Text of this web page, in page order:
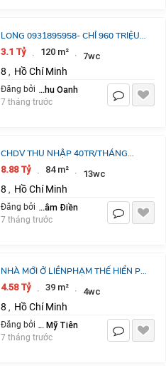
LONG 0931895958- CHỈ 960 TRIỆU
NHẬN NỀN & SỔ SHOPHOUSE
120M2 MẶT TIỀN KINH DOANH
NGAY TẠI AGORACITY
3.1 Tỷ · 120 m² · 7wc
8 , Hồ Chí Minh
Đăng bởi Nguyễn Thu Oanh
7 tháng trước
CHDV THU NHẬP 40TR/THÁNG
HẺM 100 DƯƠNG BÁ TRẠC -
PHƯỜNG CHÁNH HƯNG-P2 CŨ
8.88 Tỷ · 84 m² · 13wc
8 , Hồ Chí Minh
Đăng bởi Mr Vũ BĐS Tâm Điền
7 tháng trước
NHÀ MỚI Ở LIỀNPHẠM THẾ HIỂN P6
Q8 ( THUỘC PHƯỜNG BÌNH ĐÔNG)
NỞ HẬU KHỦNG 7,3M
4.58 Tỷ · 39 m² · 4wc
8 , Hồ Chí Minh
Đăng bởi Trần Mỹ Tiên
7 tháng trước